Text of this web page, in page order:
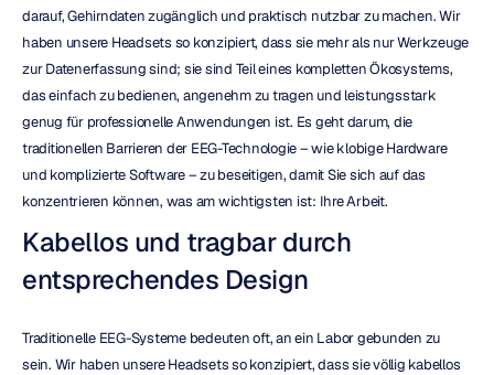
darauf, Gehirndaten zugänglich und praktisch nutzbar zu machen. Wir
haben unsere Headsets so konzipiert, dass sie mehr als nur Werkzeuge
zur Datenerfassung sind; sie sind Teil eines kompletten Ökosystems,
das einfach zu bedienen, angenehm zu tragen und leistungsstark
genug für professionelle Anwendungen ist. Es geht darum, die
traditionellen Barrieren der EEG-Technologie – wie klobige Hardware
und komplizierte Software – zu beseitigen, damit Sie sich auf das
konzentrieren können, was am wichtigsten ist: Ihre Arbeit.
Kabellos und tragbar durch
entsprechendes Design
Traditionelle EEG-Systeme bedeuten oft, an ein Labor gebunden zu
sein. Wir haben unsere Headsets so konzipiert, dass sie völlig kabellos